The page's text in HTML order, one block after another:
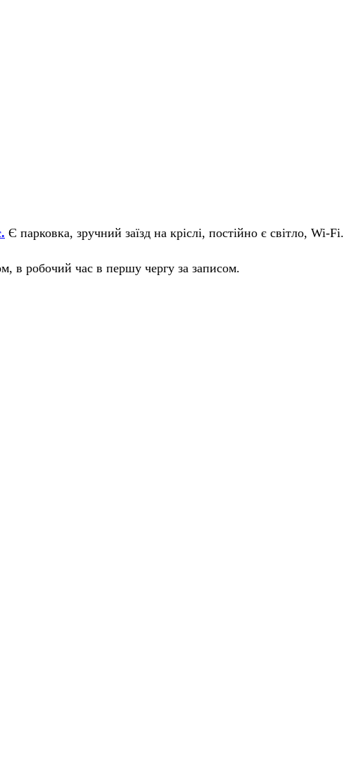
Є парковка, зручний заїзд на кріслі, постійно є світло, Wi-Fi.
в робочий час в першу чергу за записом.